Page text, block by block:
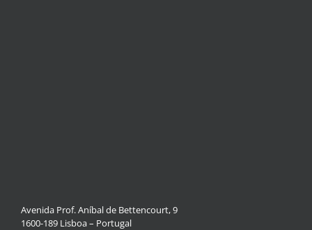
Avenida Prof. Aníbal de Bettencourt, 9
1600-189 Lisboa – Portugal